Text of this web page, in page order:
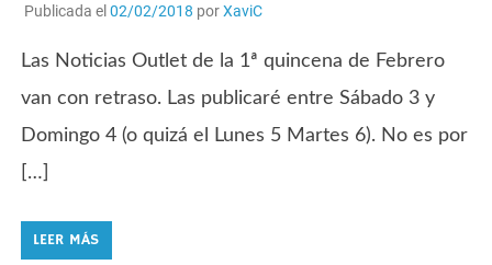
Publicada el02/02/2018 porXaviC
Las Noticias Outlet de la 1ª quincena de Febrero
van con retraso. Las publicaré entre Sábado 3 y
Domingo 4 (o quizá el Lunes 5 Martes 6). No es por
[…]
LEER MÁS